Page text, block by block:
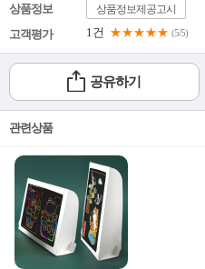
상품정보 상품정보제공고시
고객평가 1건 ★★★★★ (5/5)
공유하기
관련상품